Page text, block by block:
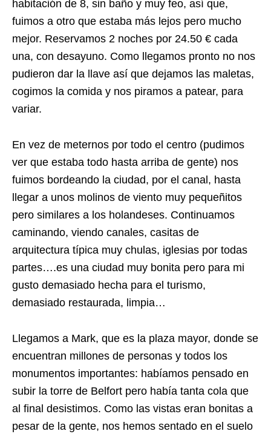
habitación de 8, sin baño y muy feo, así que,
fuimos a otro que estaba más lejos pero mucho
mejor. Reservamos 2 noches por 24.50 € cada
una, con desayuno. Como llegamos pronto no nos
pudieron dar la llave así que dejamos las maletas,
cogimos la comida y nos piramos a patear, para
variar.
En vez de meternos por todo el centro (pudimos
ver que estaba todo hasta arriba de gente) nos
fuimos bordeando la ciudad, por el canal, hasta
llegar a unos molinos de viento muy pequeñitos
pero similares a los holandeses. Continuamos
caminando, viendo canales, casitas de
arquitectura típica muy chulas, iglesias por todas
partes….es una ciudad muy bonita pero para mi
gusto demasiado hecha para el turismo,
demasiado restaurada, limpia…
Llegamos a Mark, que es la plaza mayor, donde se
encuentran millones de personas y todos los
monumentos importantes: habíamos pensado en
subir la torre de Belfort pero había tanta cola que
al final desistimos. Como las vistas eran bonitas a
pesar de la gente, nos hemos sentado en el suelo